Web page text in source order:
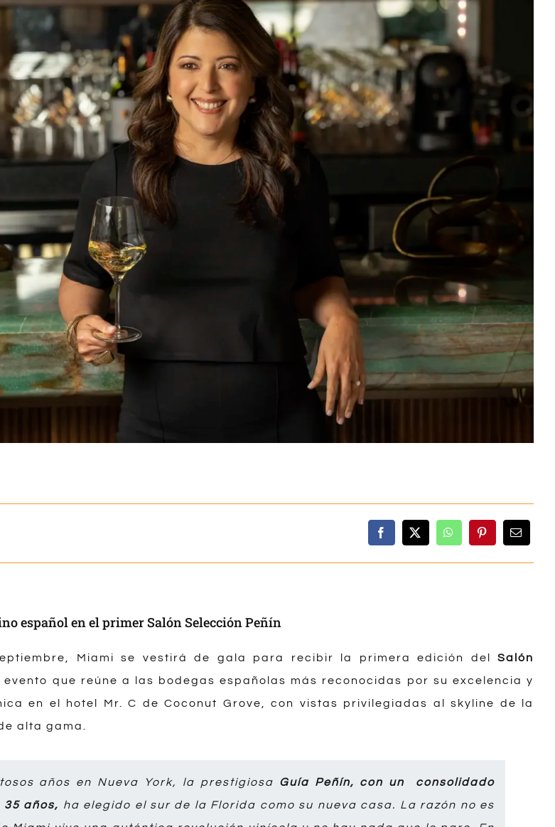
español en el primer Salón Selección Peñín
Miami se vestirá de gala para recibir la primera edición del Salón
evento que reúne a las bodegas españolas más reconocidas por su excelencia y
en el hotel Mr. C de Coconut Grove, con vistas privilegiadas al skyline de la
alta gama.
años en Nueva York, la prestigiosa Guía Peñín, con un consolidado
años, ha elegido el sur de la Florida como su nueva casa. La razón no es